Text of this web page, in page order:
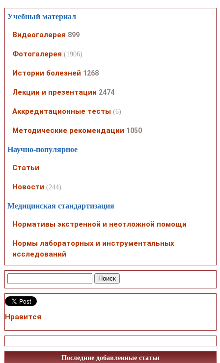
Учебный материал
Видеогалерея 899
Фотогалерея (1906)
Истории болезней 1268
Лекции и презентации 2474
Аккредитационные тесты (6)
Методические рекомендации 1050
Научно-популярное
Статьи
Новости (244)
Медицинская стандартизация
Нормативы экстренной и неотложной помощи
Нормы лабораторных и инструментальных
исследований
Нравится
Последние добавленные статьи